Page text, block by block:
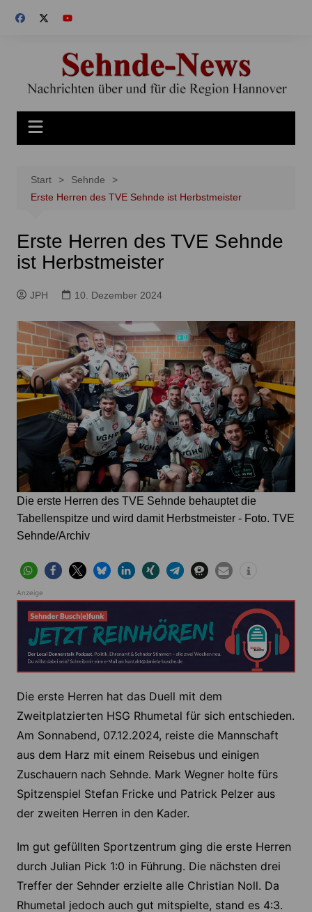
Inhalt
Start
Sehnde
Erste Herren des TVE Sehnde ist Herbstmeister
Erste Herren des TVE Sehnde
ist Herbstmeister
JPH 10. Dezember 2024
Die erste Herren des TVE Sehnde behauptet die
Tabellenspitze und wird damit Herbstmeister - Foto. TVE
Sehnde/Archiv
Anzeige
Die erste Herren hat das Duell mit dem
Zweitplatzierten HSG Rhumetal für sich entschieden.
Am Sonnabend, 07.12.2024, reiste die Mannschaft
aus dem Harz mit einem Reisebus und einigen
Zuschauern nach Sehnde. Mark Wegner holte fürs
Spitzenspiel Stefan Fricke und Patrick Pelzer aus
der zweiten Herren in den Kader.
Im gut gefüllten Sportzentrum ging die erste Herren
durch Julian Pick 1:0 in Führung. Die nächsten drei
Treffer der Sehnder erzielte alle Christian Noll. Da
Rhumetal jedoch auch gut mitspielte, stand es 4:3.